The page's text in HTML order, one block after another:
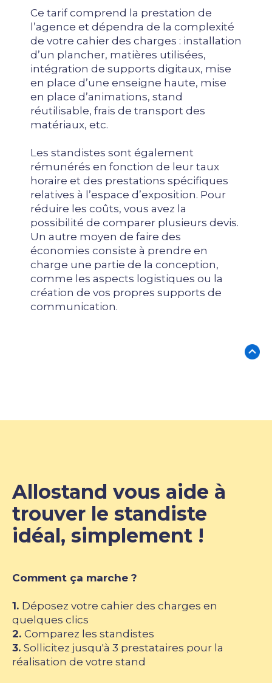
Ce tarif comprend la prestation de
l’agence et dépendra de la complexité
de votre cahier des charges : installation
d’un plancher, matières utilisées,
intégration de supports digitaux, mise
en place d’une enseigne haute, mise
en place d’animations, stand
réutilisable, frais de transport des
matériaux, etc.
Les standistes sont également
rémunérés en fonction de leur taux
horaire et des prestations spécifiques
relatives à l’espace d’exposition. Pour
réduire les coûts, vous avez la
possibilité de comparer plusieurs devis.
Un autre moyen de faire des
économies consiste à prendre en
charge une partie de la conception,
comme les aspects logistiques ou la
création de vos propres supports de
communication.
Allostand vous aide à
trouver le standiste
idéal, simplement !
Comment ça marche ?
1. Déposez votre cahier des charges en
quelques clics
2. Comparez les standistes
3. Sollicitez jusqu'à 3 prestataires pour la
réalisation de votre stand